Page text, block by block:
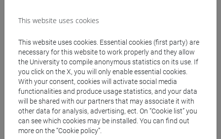
fi 60 cfu fi 30 cfu allegato 2
ISTITUTI DI ISTRUZIONE DI II GRADO
(GIAPPONESE) - AJ24 - Formazione iniziale
insegnanti
fi 60 cfu/fi 30 cfu allegato 2
[FI25] LINGUE E CULTURE STRANIERE NEGLI
ISTITUTI DI ISTRUZIONE DI II GRADO
(PORTOGHESE) - AN24 - Formazione iniziale
insegnanti
fi 60 cfu/fi 30 cfu allegato 2
This website uses cookies
This website uses cookies. Essential cookies (first party) are
necessary for this website to work properly and they allow
the University to compile anonymous statistics on its use. If
you click on the X, you will only enable essential cookies.
With your consent, cookies will activate social media
functionalities and produce usage statistics, and your data
will be shared with our partners that may associate it with
other data for analysis, advertising, ect. On “Cookie list” you
can see which cookies may be installed. You can find out
more on the “Cookie policy”.